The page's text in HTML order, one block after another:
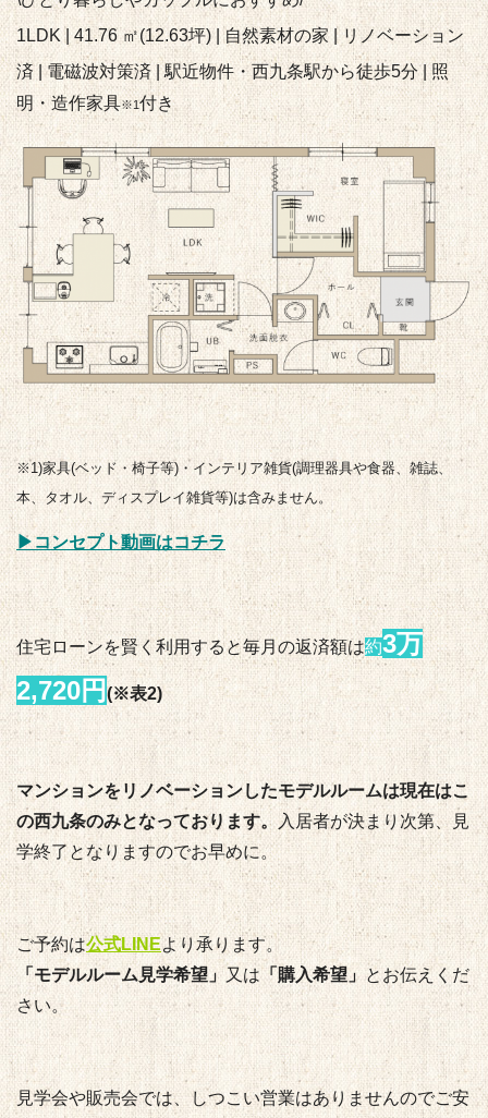
1LDK | 41.76 ㎡(12.63坪) |自然素材の家 | リノベーション
済 |電磁波対策済 |駅近物件・西九条駅から徒歩5分 | 照
明・造作家具※1付き
※1)家具(ベッド・椅子等)・インテリア雑貨(調理器具や食器、雑誌、
本、タオル、ディスプレイ雑貨等)は含みません。
▶︎コンセプト動画はコチラ
住宅ローンを賢く利用すると毎月の返済額は約3万
2,720円 (※表2)
マンションをリノベーションしたモデルルームは現在はこ
の西九条のみとなっております。 入居者が決まり次第、見
学終了となりますのでお早めに。
ご予約は公式LINEより承ります。
「モデルルーム見学希望」又は「購入希望」 とお伝えくだ
さい。
見学会や販売会では、しつこい営業はありませんのでご安